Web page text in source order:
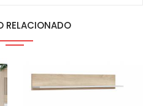
RELACIONADO